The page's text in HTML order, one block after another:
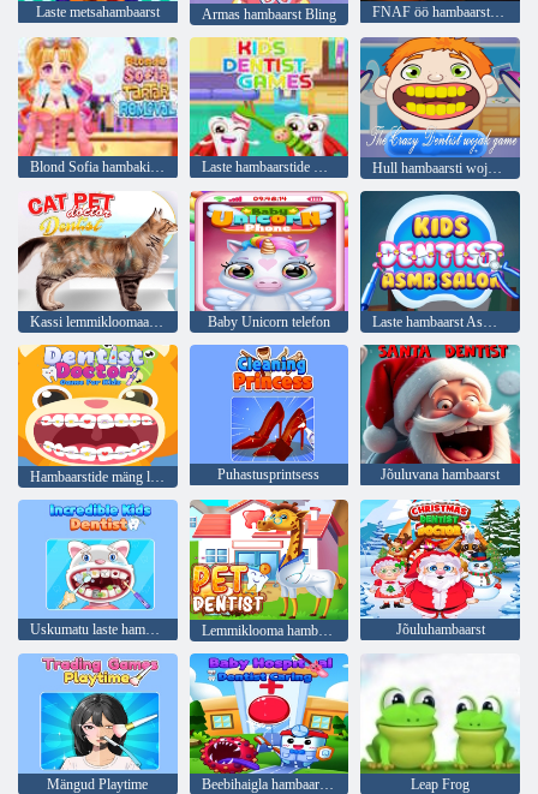
Laste metsahambaarst Armas hambaarst Bling FNAF öö hambaarsti juures
Blond Sofia hambakivi eemaldamine Laste hambaarstide mängud Hull hambaarsti wojak mäng
Kassi lemmikloomaarst hambaarst Baby Unicorn telefon Laste hambaarst Asmr salong
Puhastusprintsess Jõuluvana hambaarst
Uskumatu laste hambaarst Lemmiklooma hambaarst Jõuluhambaarst
Mängud Playtime Beebihaigla hambaarst hooldus
Leap Frog